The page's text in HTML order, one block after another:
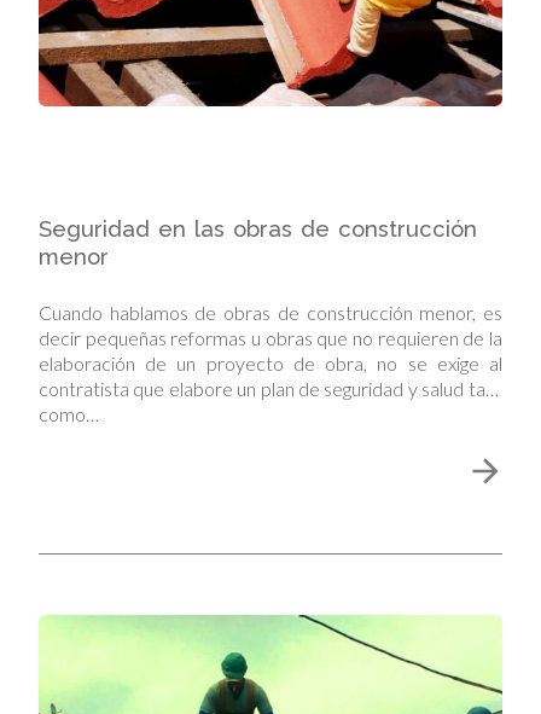
Seguridad en las obras de construcción
menor
Cuando hablamos de obras de construcción menor, es
decir pequeñas reformas u obras que no requieren de la
elaboración de un proyecto de obra, no se exige al
contratista que elabore un plan de seguridad y salud tal y
como…